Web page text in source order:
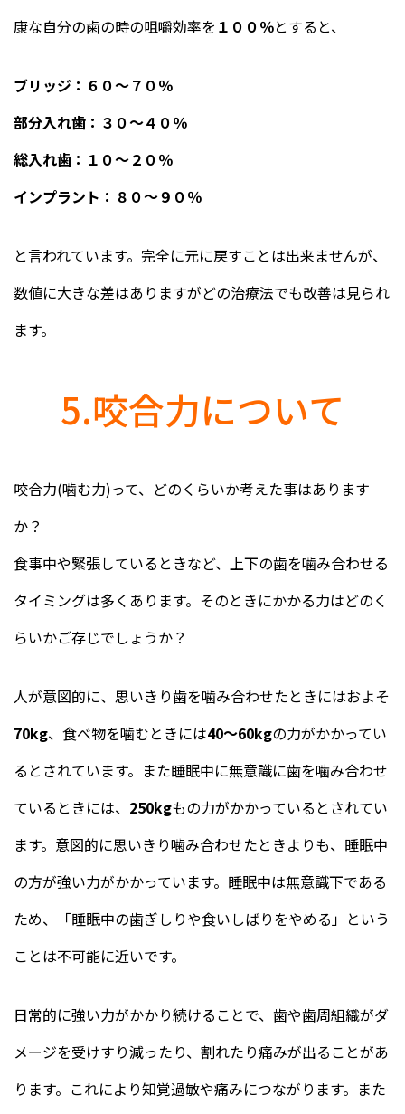
康な自分の歯の時の咀嚼効率を １００％とすると、
ブリッジ：６０～７０％
部分入れ歯：３０～４０％
総入れ歯：１０～２０％
インプラント：８０～９０％
と言われています。完全に元に戻すことは出来ませんが、
数値に大きな差はありますがどの治療法でも改善は見られ
ます。
5.咬合力について
咬合力(噛む力)って、どのくらいか考えた事はあります
か？
食事中や緊張しているときなど、上下の歯を噛み合わせる
タイミングは多くあります。そのときにかかる力はどのく
らいかご存じでしょうか？
人が意図的に、思いきり歯を噛み合わせたときにはおよそ
70kg、食べ物を噛むときには40〜60kgの力がかかってい
るとされています。また睡眠中に無意識に歯を噛み合わせ
ているときには、 250kgもの力がかかっているとされてい
ます。意図的に思いきり噛み合わせたときよりも、睡眠中
の方が強い力がかかっています。睡眠中は無意識下である
ため、「睡眠中の歯ぎしりや食いしばりをやめる」という
ことは不可能に近いです。
日常的に強い力がかかり続けることで、歯や歯周組織がダ
メージを受けすり減ったり、割れたり痛みが出ることがあ
ります。これにより知覚過敏や痛みにつながります。また